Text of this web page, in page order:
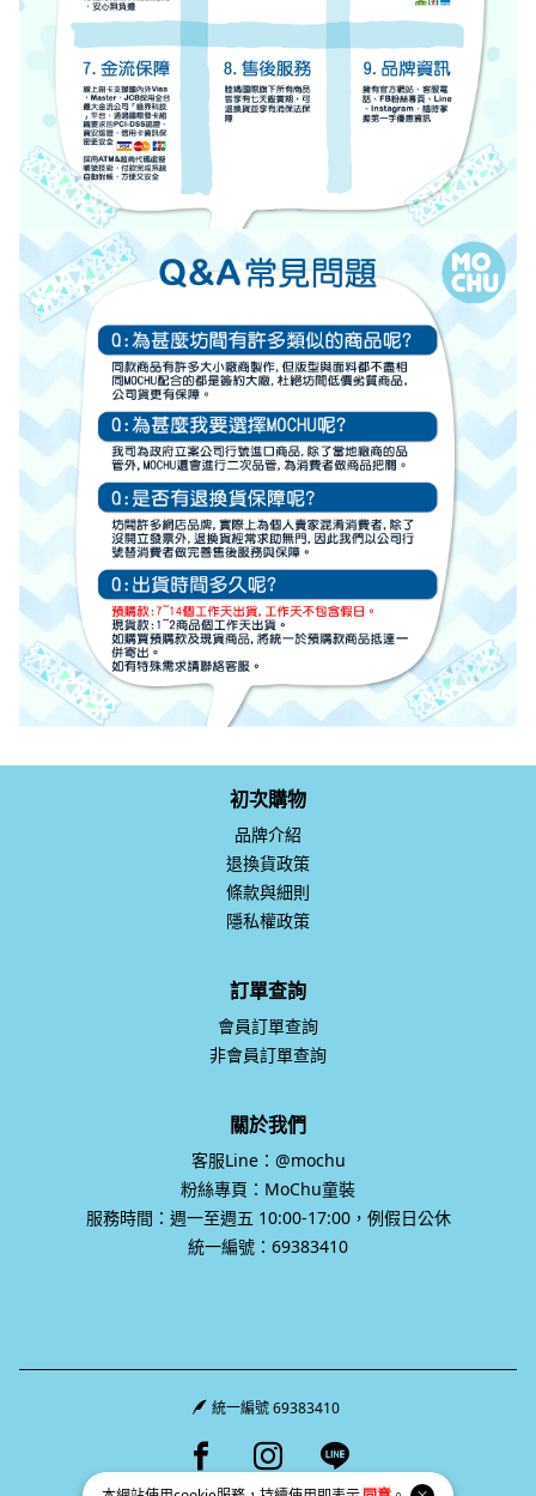
初次購物
品牌介紹
退換貨政策
條款與細則
隱私權政策
訂單查詢
會員訂單查詢
非會員訂單查詢
關於我們
客服Line：@mochu
粉絲專頁：MoChu童裝
服務時間：週一至週五 10:00-17:00，例假日公休
統一編號：69383410
統一編號 69383410
Facebook page
Instagram page
Line page